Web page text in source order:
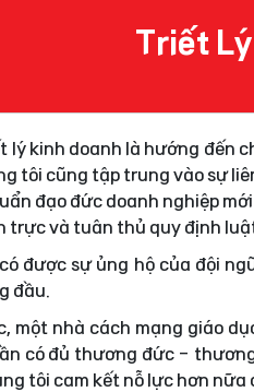
Triết
kinh doanh là hướng đến
tôi cũng tập trung vào sự
đạo đức doanh nghiệp
và tuân thủ quy định
được sự ủng hộ của đội
đầu.
một nhà cách mạng giáo
có đủ thương đức -
tôi cam kết nỗ lực hơn